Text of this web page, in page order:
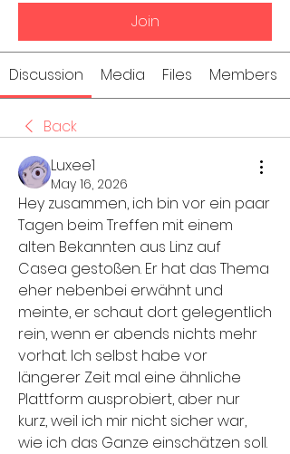
Join
Discussion Media Files Members
Back
Luxee1
May 16, 2026
Hey zusammen, ich bin vor ein paar
Tagen beim Treffen mit einem
alten Bekannten aus Linz auf
Casea gestoßen. Er hat das Thema
eher nebenbei erwähnt und
meinte, er schaut dort gelegentlich
rein, wenn er abends nichts mehr
vorhat. Ich selbst habe vor
längerer Zeit mal eine ähnliche
Plattform ausprobiert, aber nur
kurz, weil ich mir nicht sicher war,
wie ich das Ganze einschätzen soll.